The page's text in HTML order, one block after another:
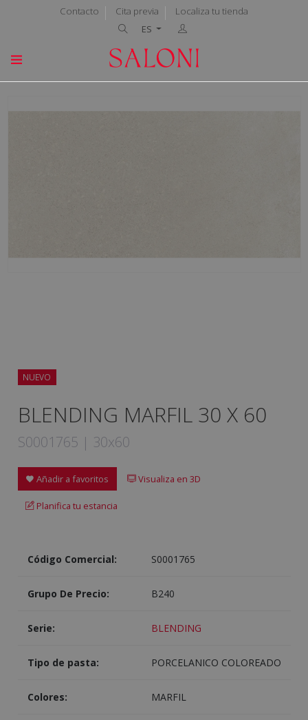
Contacto Cita previa
Localiza tu tienda
ES
NUEVO
BLENDING MARFIL 30 X 60
S0001765 | 30x60
Añadir a favoritos Visualiza en 3D
Planifica tu estancia
Código Comercial: S0001765
Grupo De Precio: B240
Serie: BLENDING
Tipo de pasta: PORCELANICO COLOREADO
Colores: MARFIL